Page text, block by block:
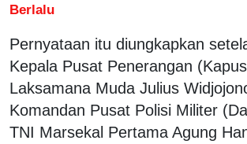
Berlalu
Pernyataan itu diungkapkan
Kepala Pusat Penerangan
Laksamana Muda Julius
Komandan Pusat Polisi Militer
TNI Marsekal Pertama Agung